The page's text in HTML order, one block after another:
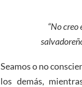
“No creo
Seamos o no
los demás,